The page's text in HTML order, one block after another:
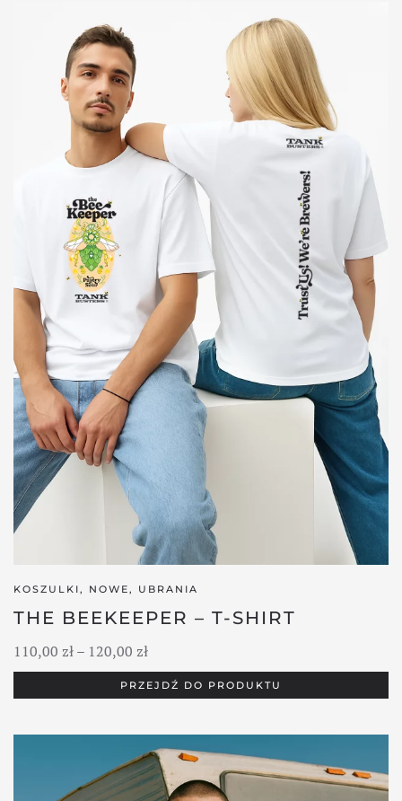
KOSZULKI, NOWE, UBRANIA
THE BEEKEEPER – T-SHIRT
110,00 zł– 120,00 złZakres
cen:
od
do
120,00 zł
PRZEJDŹ DO PRODUKTU